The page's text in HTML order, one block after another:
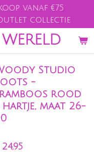
vanaf €75
outlet collectie
Studio
-
rood
maat 26-